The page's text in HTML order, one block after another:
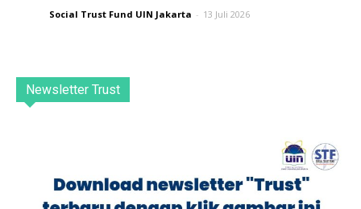
Social Trust Fund UIN Jakarta - 13 Juli 2026
Newsletter Trust